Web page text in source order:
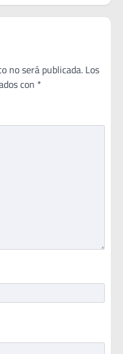
no será publicada. Los
con *